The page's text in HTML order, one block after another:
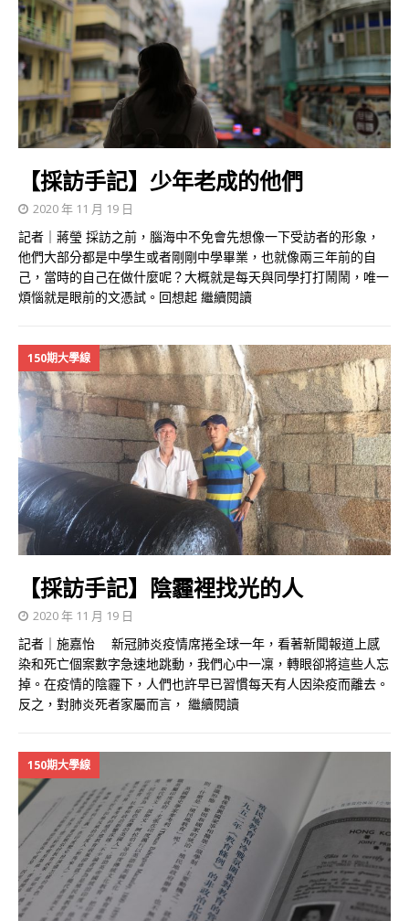
【採訪手記】少年老成的他們
2020 年 11 月 19 日
記者｜蔣瑩 採訪之前，腦海中不免會先想像一下受訪者的形象，
他們大部分都是中學生或者剛剛中學畢業，也就像兩三年前的自
己，當時的自己在做什麼呢？大概就是每天與同學打打鬧鬧，唯一
煩惱就是眼前的文憑試。回想起 繼續閱讀
150期大學線
【採訪手記】陰霾裡找光的人
2020 年 11 月 19 日
記者｜施嘉怡 新冠肺炎疫情席捲全球一年，看著新聞報道上感
染和死亡個案數字急速地跳動，我們心中一凜，轉眼卻將這些人忘
掉。在疫情的陰霾下，人們也許早已習慣每天有人因染疫而離去。
反之，對肺炎死者家屬而言， 繼續閱讀
150期大學線